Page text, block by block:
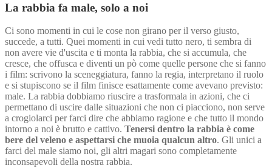
La rabbia fa male, solo a noi
Ci sono momenti in cui le cose non girano per il verso giusto,
succede, a tutti. Quei momenti in cui vedi tutto nero, ti sembra di
non avere vie d'uscita e ti monta la rabbia, che si accumula, che
cresce, che offusca e diventi un pò come quelle persone che si fanno
i film: scrivono la sceneggiatura, fanno la regia, interpretano il ruolo
e si stupiscono se il film finisce esattamente come avevano previsto:
male. La rabbia dobbiamo riuscire a trasformala in azioni, che ci
permettano di uscire dalle situazioni che non ci piacciono, non serve
a crogiolarci per farci dire che abbiamo ragione e che tutto il mondo
intorno a noi è brutto e cattivo. Tenersi dentro la rabbia è come
bere del veleno e aspettarsi che muoia qualcun altro. Gli unici a
farci del male siamo noi, gli altri magari sono completamente
inconsapevoli della nostra rabbia.